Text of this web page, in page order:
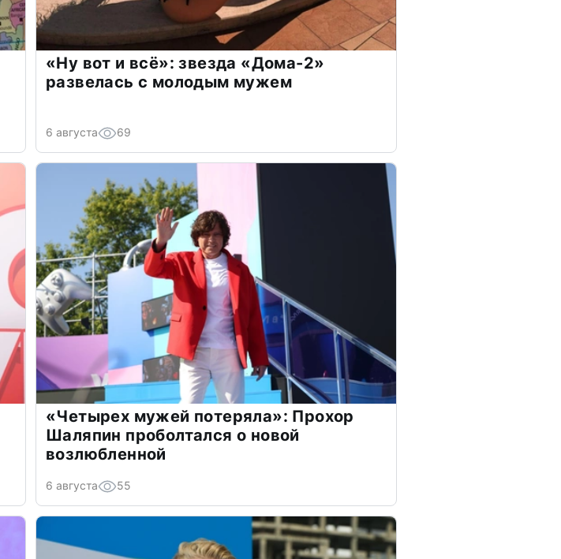
«Ну вот и всё»: звезда «Дома-2»
развелась с молодым мужем
6 августа 69
«Четырех мужей потеряла»: Прохор
Шаляпин проболтался о новой
возлюбленной
6 августа 55